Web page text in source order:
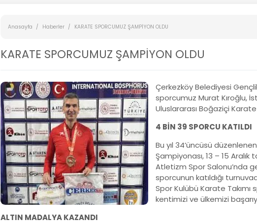
Anasayfa Haberler KARATE SPORCUMUZ ŞAMPİYON OLDU
KARATE SPORCUMUZ ŞAMPİYON OLDU
Çerkezköy Belediyesi
sporcumuz Murat Kıroğlu,
Uluslararası Boğaziçi
4 BİN 39 SPORCU KATILDI
Bu yıl 34’üncüsü
Şampiyonası, 13 – 15
Atletizm Spor Salonu’nda
sporcunun katıldığı
Spor Kulübü Karate Takımı
kentimizi ve ülkemizi
ALTIN MADALYA KAZANDI